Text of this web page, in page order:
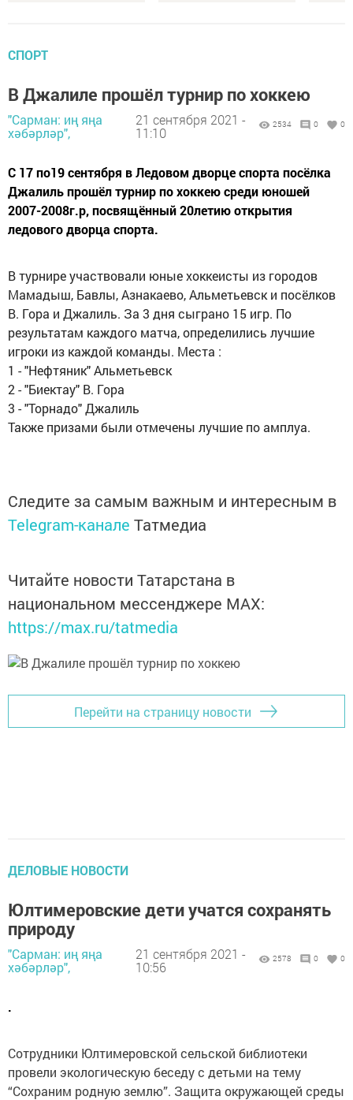
СПОРТ
В Джалиле прошёл турнир по хоккею
"Сарман: иң яңа
хәбәрләр",
21 сентября 2021 -
11:10
2534 0 0
С 17 по19 сентября в Ледовом дворце спорта посёлка
Джалиль прошёл турнир по хоккею среди юношей
2007-2008г.р, посвящённый 20летию открытия
ледового дворца спорта.
В турнире участвовали юные хоккеисты из городов
Мамадыш, Бавлы, Азнакаево, Альметьевск и посёлков
В. Гора и Джалиль. За 3 дня сыграно 15 игр. По
результатам каждого матча, определились лучшие
игроки из каждой команды. Места :
1 - "Нефтяник" Альметьевск
2 - "Биектау" В. Гора
3 - "Торнадо" Джалиль
Также призами были отмечены лучшие по амплуа.
Следите за самым важным и интересным в
Telegram-канале Татмедиа
Читайте новости Татарстана в
национальном мессенджере MАХ:
https://max.ru/tatmedia
Перейти на страницу новости
ДЕЛОВЫЕ НОВОСТИ
Юлтимеровские дети учатся сохранять
природу
"Сарман: иң яңа
хәбәрләр",
21 сентября 2021 -
10:56
2578 0 0
.
Сотрудники Юлтимеровской сельской библиотеки
провели экологическую беседу с детьми на тему
“Сохраним родную землю”. Защита окружающей среды